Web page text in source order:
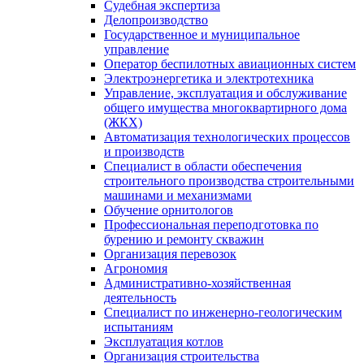
Судебная экспертиза
Делопроизводство
Государственное и муниципальное
управление
Оператор беспилотных авиационных систем
Электроэнергетика и электротехника
Управление, эксплуатация и обслуживание
общего имущества многоквартирного дома
(ЖКХ)
Автоматизация технологических процессов
и производств
Специалист в области обеспечения
строительного производства строительными
машинами и механизмами
Обучение орнитологов
Профессиональная переподготовка по
бурению и ремонту скважин
Организация перевозок
Агрономия
Административно-хозяйственная
деятельность
Специалист по инженерно-геологическим
испытаниям
Эксплуатация котлов
Организация строительства